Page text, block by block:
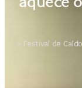
» Festival de